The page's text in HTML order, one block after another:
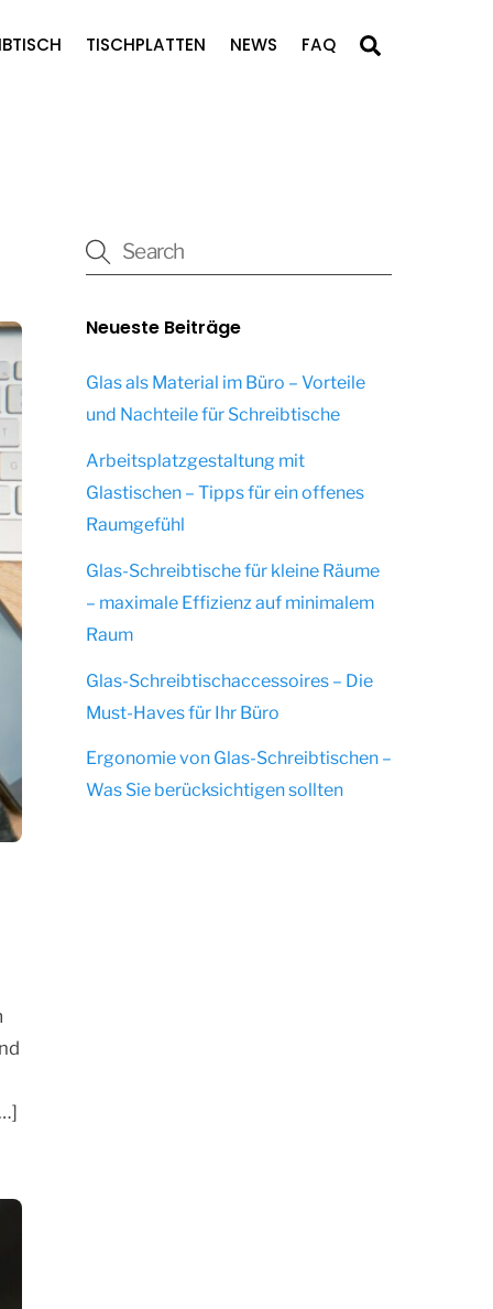
TISCHPLATTEN NEWS FAQ
Neueste Beiträge
Glas als Material im Büro – Vorteile
und Nachteile für Schreibtische
Arbeitsplatzgestaltung mit
Glastischen – Tipps für ein offenes
Raumgefühl
Glas-Schreibtische für kleine Räume
– maximale Effizienz auf minimalem
Raum
Glas-Schreibtischaccessoires – Die
Must-Haves für Ihr Büro
Ergonomie von Glas-Schreibtischen –
Was Sie berücksichtigen sollten